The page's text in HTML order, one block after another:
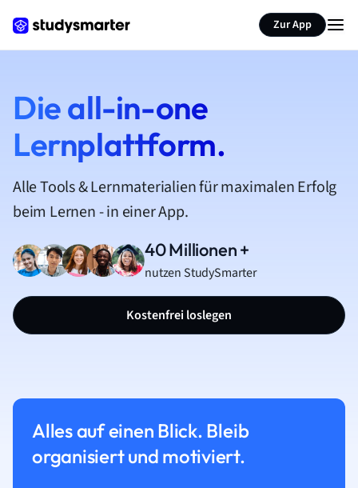
Zur App
Die all-in-one
Lernplattform.
Alle Tools & Lernmaterialien für maximalen Erfolg
beim Lernen - in einer App.
40 Millionen +
nutzen StudySmarter
Kostenfrei loslegen
Alles auf einen Blick. Bleib
organisiert und motiviert.